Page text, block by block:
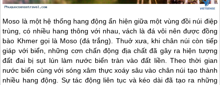
Moso là một hệ thống hang động ẩn hiện giữa một vùng đồi núi điệp
trùng, có nhiều hang thông với nhau, vách là đá vôi nên được đồng
bào Khmer gọi là Moso (đá trắng). Thuở xưa, khi chân núi còn tiếp
giáp với biển, những cơn chấn động địa chất đã gây ra hiện tượng
đất đai bị sụt lún làm nước biển tràn vào đất liền. Theo thời gian
nước biển cùng với sóng xâm thực xoáy sâu vào chân núi tạo thành
nhiều hang động. Sự tác động liên tục và kéo dài đã tạo ra những